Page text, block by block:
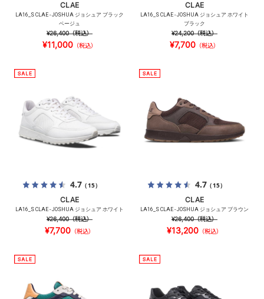
CLAE
LA16_S CLAE - JOSHUA ジョシュア ブラック
ベージュ
¥26,400（税込）
¥11,000 （税込）
CLAE
LA16_S CLAE - JOSHUA ジョシュア ホワイト
ブラック
¥24,200（税込）
¥7,700 （税込）
4.7（15）
CLAE
LA16_S CLAE - JOSHUA ジョシュア ホワイト
¥26,400（税込）
¥7,700 （税込）
4.7（15）
CLAE
LA16_S CLAE - JOSHUA ジョシュア ブラウン
¥26,400（税込）
¥13,200 （税込）